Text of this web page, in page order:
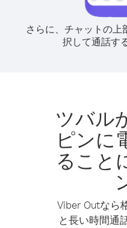
さらに、チャットの上
択して通話す
ツバル
ピンに
ること
Viber Outなら
と長い時間通